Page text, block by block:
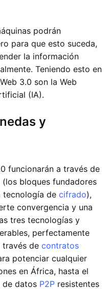
podrán
para que esto suceda,
la información
Teniendo esto en
3.0 son la Web
(IA).
y
funcionarán a través de
bloques fundadores
tecnología de cifrado),
convergencia y una
tres tecnologías y
perfectamente
través de contratos
potenciar cualquier
en África, hasta el
de datos P2P resistentes